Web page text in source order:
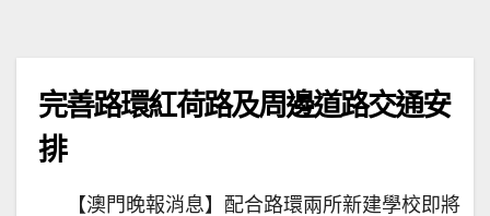
完善路環紅荷路及周邊道路交通安
排
【澳門晚報消息】配合路環兩所新建學校即將